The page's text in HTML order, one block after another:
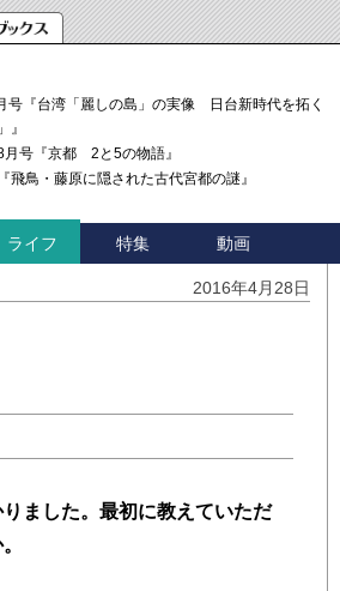
号『台湾「麗しの島」の実像 日台新時代を拓く「3
』
月号『京都 2と5の物語』
飛鳥・藤原に隠された古代宮都の謎』
ライフ 特集 動画
2016年4月28日
ました。最初に教えていただ